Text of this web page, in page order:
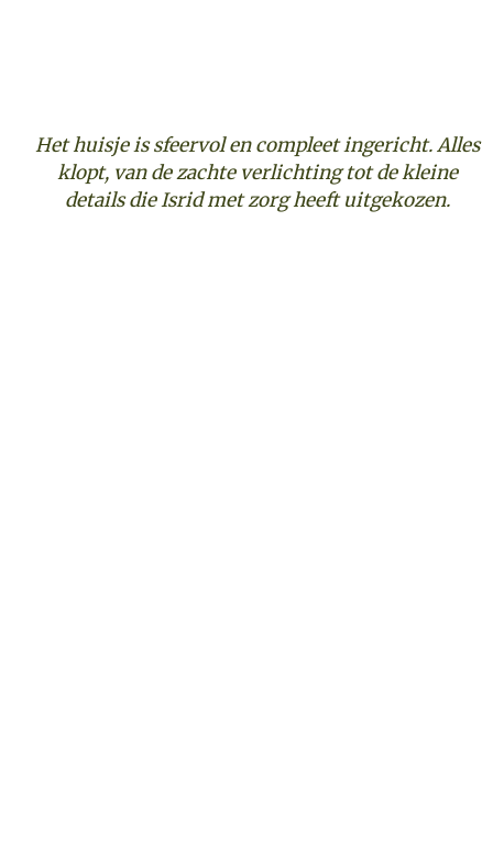
Het huisje is sfeervol en compleet ingericht. Alles
klopt, van de zachte verlichting tot de kleine
details die Isrid met zorg heeft uitgekozen.